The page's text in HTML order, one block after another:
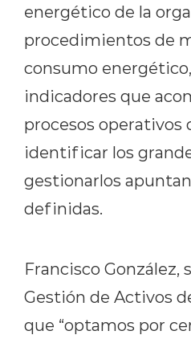
energético de la
procedimientos de
consumo
indicadores que
procesos
identificar los
gestionarlos
definidas.
Francisco González,
Gestión de Activos
que “optamos por